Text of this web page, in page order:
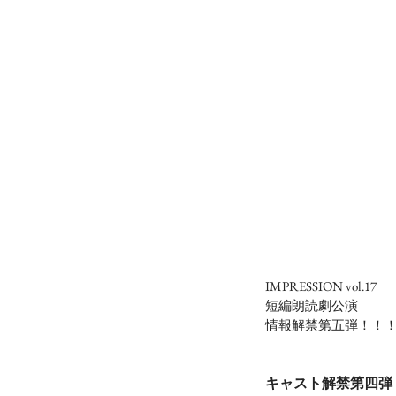
IMPRESSION vol.17
短編朗読劇公演
情報解禁第五弾！！
キャスト解禁第四